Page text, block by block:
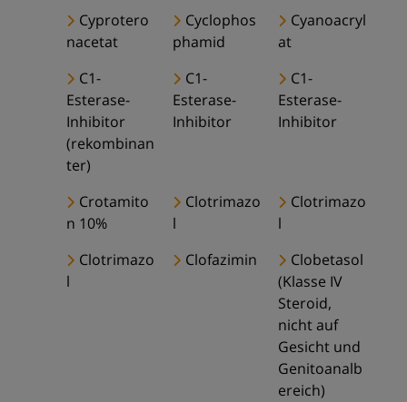
Cyprotero
nacetat
Cyclophos
phamid
Cyanoacryl
at
C1-
Esterase-
Inhibitor
(rekombinan
ter)
C1-
Esterase-
Inhibitor
C1-
Esterase-
Inhibitor
Crotamito
n 10%
Clotrimazo
l
Clotrimazo
l
Clotrimazo
l
Clofazimin
Clobetasol
(Klasse IV
Steroid,
nicht auf
Gesicht und
Genitoanalb
ereich)